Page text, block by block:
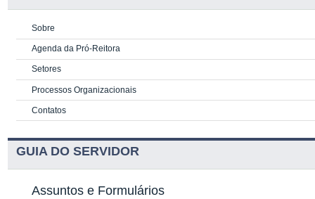
Sobre
Agenda da Pró-Reitora
Setores
Processos Organizacionais
Contatos
GUIA DO SERVIDOR
Assuntos e Formulários